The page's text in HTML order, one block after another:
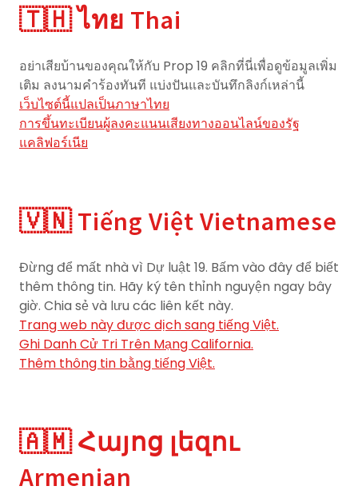
🇹🇭 ไทย Thai
อย่าเสียบ้านของคุณให้กับ Prop 19 คลิกที่นี่เพื่อดูข้อมูลเพิ่ม
เติม ลงนามคำร้องทันที แบ่งปันและบันทึกลิงก์เหล่านี้
เว็บไซต์นี้แปลเป็นภาษาไทย
การขึ้นทะเบียนผู้ลงคะแนนเสียงทางออนไลน์ของรัฐ
แคลิฟอร์เนีย
🇻🇳 Tiếng Việt Vietnamese
Đừng để mất nhà vì Dự luật 19. Bấm vào đây để biết
thêm thông tin. Hãy ký tên thỉnh nguyện ngay bây
giờ. Chia sẻ và lưu các liên kết này.
Trang web này được dịch sang tiếng Việt.
Ghi Danh Cử Tri Trên Mạng California.
Thêm thông tin bằng tiếng Việt.
🇦🇲 Հայոց լեզու
Armenian